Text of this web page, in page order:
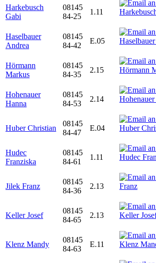
Harkebusch
Gabi
08145
84-25
1.11
Haselbauer
Andrea
08145
84-42
E.05
Hörmann
Markus
08145
84-35
2.15
Hohenauer
Hanna
08145
84-53
2.14
Huber Christian
08145
84-47
E.04
Hudec
Franziska
08145
84-61
1.11
Jilek Franz
08145
84-36
2.13
Keller Josef
08145
84-65
2.13
Klenz Mandy
08145
84-63
E.11